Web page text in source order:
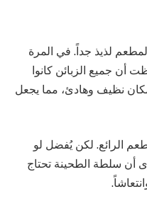
لذيذ جداً. في المرة
أن جميع الزبائن كانوا
نظيف وهادئ، مما يجعل
الرائع. لكن يُفضل لو
أن سلطة الطحينة تحتاج